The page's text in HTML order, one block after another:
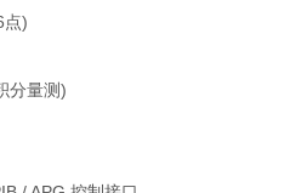
点)
分量测)